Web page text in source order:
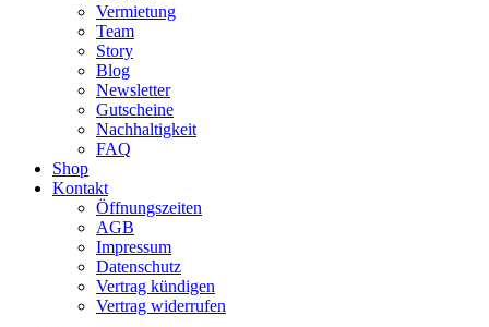
Vermietung
Team
Story
Blog
Newsletter
Gutscheine
Nachhaltigkeit
FAQ
Shop
Kontakt
Öffnungszeiten
AGB
Impressum
Datenschutz
Vertrag kündigen
Vertrag widerrufen